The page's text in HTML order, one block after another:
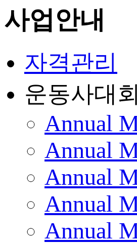
사업안내
자격관리
운동사대회
Annual
Annual
Annual
Annual
Annual